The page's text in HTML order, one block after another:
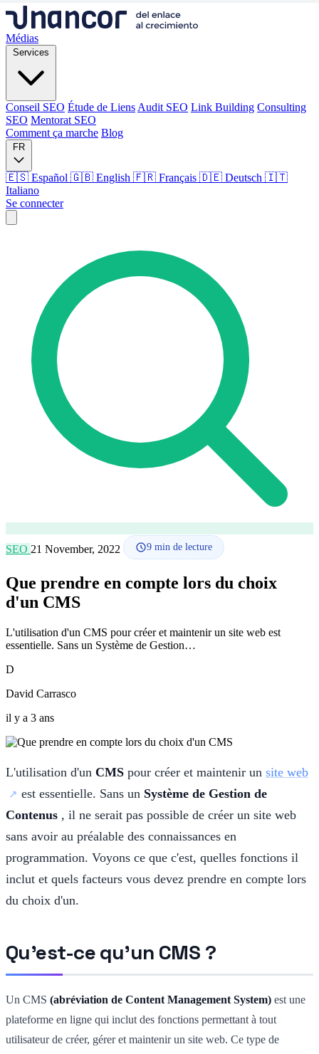
Médias
Services
Conseil SEO Étude de Liens Audit SEO Link Building Consulting
SEO Mentorat SEO
Comment ça marche Blog
FR
🇪🇸 Español 🇬🇧 English 🇫🇷 Français 🇩🇪 Deutsch 🇮🇹
Italiano
Se connecter
Conseil SEO Étude de Liens Link Building
Mentorat SEO
Comment ça marche
Langue
🇪🇸 ES
🇬🇧 EN
Se connecter
SEO 21 November, 2022 9 min de lecture
Que prendre en compte lors du choix
d'un CMS
L'utilisation d'un CMS pour créer et maintenir un site web est
essentielle. Sans un Système de Gestion…
D
David Carrasco
il y a 3 ans
L'utilisation d'un CMS pour créer et maintenir un site web
est essentielle. Sans un Système de Gestion de
Contenus , il ne serait pas possible de créer un site web
sans avoir au préalable des connaissances en
programmation. Voyons ce que c'est, quelles fonctions il
inclut et quels facteurs vous devez prendre en compte lors
du choix d'un.
Qu'est-ce qu'un CMS ?
Un CMS (abréviation de Content Management System) est une
plateforme en ligne qui inclut des fonctions permettant à tout
utilisateur de créer, gérer et maintenir un site web. Ce type de